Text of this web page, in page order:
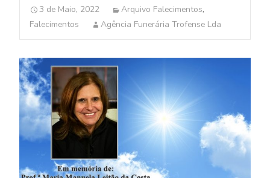
3 de Maio, 2022 Arquivo Falecimentos,
Falecimentos
Agência Funerária Trofense Lda